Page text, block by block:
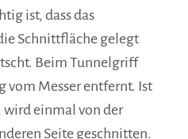
ist, dass das
Schnittfläche gelegt
Beim Tunnelgriff
vom Messer entfernt. Ist
einmal von der
Seite geschnitten.